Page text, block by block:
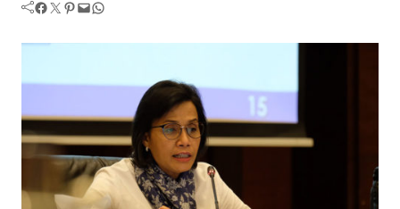
Facebook Twitter Pinterest Mail WhatsApp